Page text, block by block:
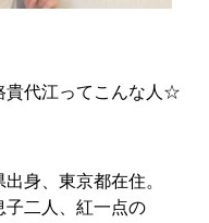
代江ってこんな人☆
出身、東京都在住。
子二人、紅一点の